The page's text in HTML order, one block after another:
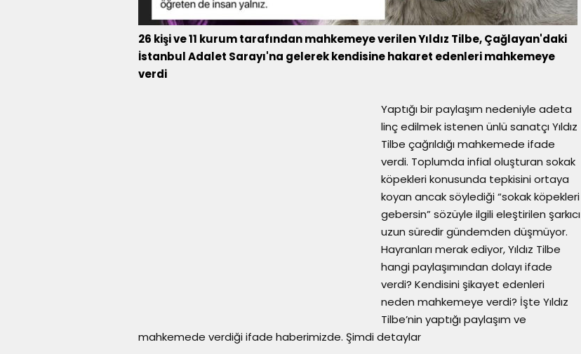
26 kişi ve 11 kurum tarafından mahkemeye verilen Yıldız Tilbe, Çağlayan'daki
İstanbul Adalet Sarayı'na gelerek kendisine hakaret edenleri mahkemeye
verdi
Yaptığı bir paylaşım nedeniyle adeta
linç edilmek istenen ünlü sanatçı Yıldız
Tilbe çağrıldığı mahkemede ifade
verdi. Toplumda infial oluşturan sokak
köpekleri konusunda tepkisini ortaya
koyan ancak söylediği “sokak köpekleri
gebersin” sözüyle ilgili eleştirilen şarkıcı
uzun süredir gündemden düşmüyor.
Hayranları merak ediyor, Yıldız Tilbe
hangi paylaşımından dolayı ifade
verdi? Kendisini şikayet edenleri
neden mahkemeye verdi? İşte Yıldız
Tilbe’nin yaptığı paylaşım ve
mahkemede verdiği ifade haberimizde. Şimdi detaylar